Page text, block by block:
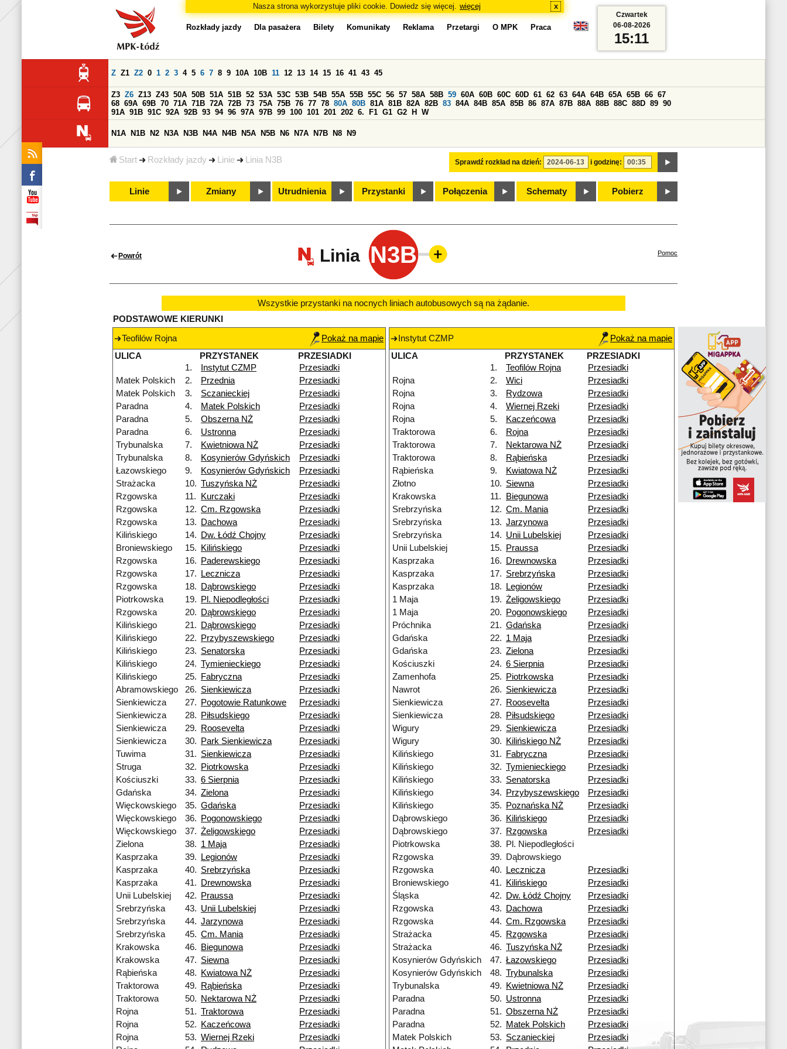
Nasza strona wykorzystuje pliki cookie. Dowiedz się więcej. więcej x
Start Rozkłady jazdy Linie Linia N3B
Rozkłady jazdy Dla pasażera Bilety Komunikaty Reklama Przetargi O MPK Praca
Sprawdź rozkład na dzień: i godzinę:
Z Z1 Z2 0 1 2 3 4 5 6 7 8 9 10A 10B 11 12 13 14 15 16 41 43 45
Z3 Z6 Z13 Z43 50A 50B 51A 51B 52 53A 53C 53B 54B 55A 55B 55C 56 57 58A 58B 59 60A 60B 60C 60D 61 62 63 64A 64B 65A 65B 66 67
68 69A 69B 70 71A 71B 72A 72B 73 75A 75B 76 77 78 80A 80B 81A 81B 82A 82B 83 84A 84B 85A 85B 86 87A 87B 88A 88B 88C 88D 89 90
91A 91B 91C 92A 92B 93 94 96 97A 97B 99 100 101 201 202 6. F1 G1 G2 H W
N1A N1B N2 N3A N3B N4A N4B N5A N5B N6 N7A N7B N8 N9
Linie Zmiany Utrudnienia Przystanki Połączenia Schematy Pobierz
Czwartek
06-08-2026
15:11
Powrót Linia N3B Pomoc
Wszystkie przystanki na nocnych liniach autobusowych są na żądanie.
PODSTAWOWE KIERUNKI
Teofilów Rojna
Pokaż na mapie
ULICA
PRZYSTANEK
PRZESIADKI
1.
Instytut CZMP
Przesiadki
Matek Polskich
2. Przednia
Przesiadki
Matek Polskich
3. Sczanieckiej
Przesiadki
Paradna
4. Matek Polskich
Przesiadki
Paradna
5. Obszerna NŻ
Przesiadki
Paradna
6. Ustronna
Przesiadki
Trybunalska
7. Kwietniowa NŻ
Przesiadki
Trybunalska
8. Kosynierów Gdyńskich
Przesiadki
Łazowskiego
9. Kosynierów Gdyńskich
Przesiadki
Strażacka
10. Tuszyńska NŻ
Przesiadki
Rzgowska
11. Kurczaki
Przesiadki
Rzgowska
12. Cm. Rzgowska
Przesiadki
Rzgowska
13. Dachowa
Przesiadki
Kilińskiego
14. Dw. Łódź Chojny
Przesiadki
Broniewskiego
15. Kilińskiego
Przesiadki
Rzgowska
16. Paderewskiego
Przesiadki
Rzgowska
17. Lecznicza
Przesiadki
Rzgowska
18. Dąbrowskiego
Przesiadki
Piotrkowska
19. Pl. Niepodległości
Przesiadki
Rzgowska
20. Dąbrowskiego
Przesiadki
Kilińskiego
21. Dąbrowskiego
Przesiadki
Kilińskiego
22. Przybyszewskiego
Przesiadki
Kilińskiego
23. Senatorska
Przesiadki
Kilińskiego
24. Tymienieckiego
Przesiadki
Kilińskiego
25. Fabryczna
Przesiadki
Abramowskiego
26. Sienkiewicza
Przesiadki
Sienkiewicza
27. Pogotowie Ratunkowe
Przesiadki
Sienkiewicza
28. Piłsudskiego
Przesiadki
Sienkiewicza
29. Roosevelta
Przesiadki
Sienkiewicza
30. Park Sienkiewicza
Przesiadki
Tuwima
31. Sienkiewicza
Przesiadki
Struga
32. Piotrkowska
Przesiadki
Kościuszki
33. 6 Sierpnia
Przesiadki
Gdańska
34. Zielona
Przesiadki
Więckowskiego
35. Gdańska
Przesiadki
Więckowskiego
36. Pogonowskiego
Przesiadki
Więckowskiego
37. Żeligowskiego
Przesiadki
Zielona
38. 1 Maja
Przesiadki
Kasprzaka
39. Legionów
Przesiadki
Kasprzaka
40. Srebrzyńska
Przesiadki
Kasprzaka
41. Drewnowska
Przesiadki
Unii Lubelskiej
42. Praussa
Przesiadki
Srebrzyńska
43. Unii Lubelskiej
Przesiadki
Srebrzyńska
44. Jarzynowa
Przesiadki
Srebrzyńska
45. Cm. Mania
Przesiadki
Krakowska
46. Biegunowa
Przesiadki
Krakowska
47. Siewna
Przesiadki
Rąbieńska
48. Kwiatowa NŻ
Przesiadki
Traktorowa
49. Rąbieńska
Przesiadki
Traktorowa
50. Nektarowa NŻ
Przesiadki
Rojna
51. Traktorowa
Przesiadki
Rojna
52. Kaczeńcowa
Przesiadki
Rojna
53. Wiernej Rzeki
Przesiadki
Instytut CZMP
Pokaż na mapie
ULICA
PRZYSTANEK
PRZESIADKI
1.
Teofilów Rojna
Przesiadki
Rojna
2. Wici
Przesiadki
Rojna
3. Rydzowa
Przesiadki
Rojna
4. Wiernej Rzeki
Przesiadki
Rojna
5. Kaczeńcowa
Przesiadki
Traktorowa
6. Rojna
Przesiadki
Traktorowa
7. Nektarowa NŻ
Przesiadki
Traktorowa
8. Rąbieńska
Przesiadki
Rąbieńska
9. Kwiatowa NŻ
Przesiadki
Złotno
10. Siewna
Przesiadki
Krakowska
11. Biegunowa
Przesiadki
Srebrzyńska
12. Cm. Mania
Przesiadki
Srebrzyńska
13. Jarzynowa
Przesiadki
Srebrzyńska
14. Unii Lubelskiej
Przesiadki
Unii Lubelskiej
15. Praussa
Przesiadki
Kasprzaka
16. Drewnowska
Przesiadki
Kasprzaka
17. Srebrzyńska
Przesiadki
Kasprzaka
18. Legionów
Przesiadki
1 Maja
19. Żeligowskiego
Przesiadki
1 Maja
20. Pogonowskiego
Przesiadki
Próchnika
21. Gdańska
Przesiadki
Gdańska
22. 1 Maja
Przesiadki
Gdańska
23. Zielona
Przesiadki
Kościuszki
24. 6 Sierpnia
Przesiadki
Zamenhofa
25. Piotrkowska
Przesiadki
Nawrot
26. Sienkiewicza
Przesiadki
Sienkiewicza
27. Roosevelta
Przesiadki
Sienkiewicza
28. Piłsudskiego
Przesiadki
Wigury
29. Sienkiewicza
Przesiadki
Wigury
30. Kilińskiego NŻ
Przesiadki
Kilińskiego
31. Fabryczna
Przesiadki
Kilińskiego
32. Tymienieckiego
Przesiadki
Kilińskiego
33. Senatorska
Przesiadki
Kilińskiego
34. Przybyszewskiego
Przesiadki
Kilińskiego
35. Poznańska NŻ
Przesiadki
Dąbrowskiego
36. Kilińskiego
Przesiadki
Dąbrowskiego
37. Rzgowska
Przesiadki
Piotrkowska
38.
Pl. Niepodległości
Rzgowska
39.
Dąbrowskiego
Rzgowska
40. Lecznicza
Przesiadki
Broniewskiego
41. Kilińskiego
Przesiadki
Śląska
42. Dw. Łódź Chojny
Przesiadki
Rzgowska
43. Dachowa
Przesiadki
Rzgowska
44. Cm. Rzgowska
Przesiadki
Strażacka
45. Rzgowska
Przesiadki
Strażacka
46. Tuszyńska NŻ
Przesiadki
Kosynierów Gdyńskich
47. Łazowskiego
Przesiadki
Kosynierów Gdyńskich
48. Trybunalska
Przesiadki
Trybunalska
49. Kwietniowa NŻ
Przesiadki
Paradna
50. Ustronna
Przesiadki
Paradna
51. Obszerna NŻ
Przesiadki
Paradna
52. Matek Polskich
Przesiadki
Matek Polskich
53. Sczanieckiej
Przesiadki